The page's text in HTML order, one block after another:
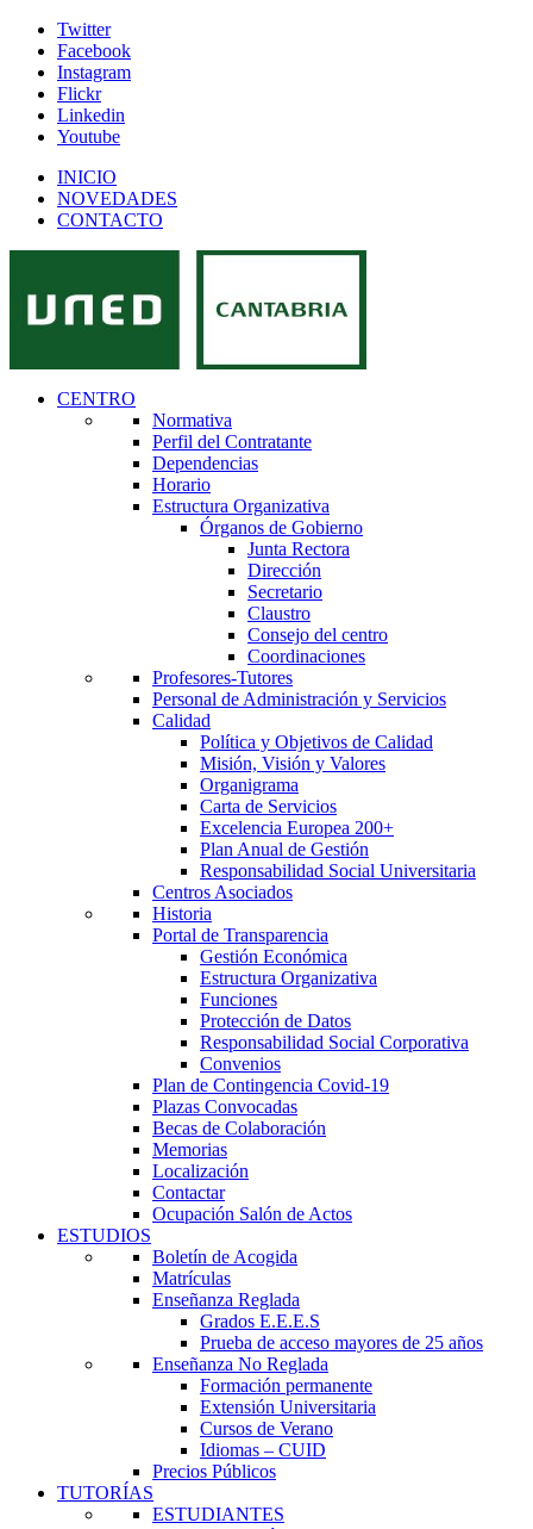
Twitter
Facebook
Instagram
Flickr
Linkedin
Youtube
INICIO
NOVEDADES
CONTACTO
CENTRO
Normativa
Perfil del Contratante
Dependencias
Horario
Estructura Organizativa
Órganos de Gobierno
Junta Rectora
Dirección
Secretario
Claustro
Consejo del centro
Coordinaciones
Profesores-Tutores
Personal de Administración y Servicios
Calidad
Política y Objetivos de Calidad
Misión, Visión y Valores
Organigrama
Carta de Servicios
Excelencia Europea 200+
Plan Anual de Gestión
Responsabilidad Social Universitaria
Centros Asociados
Historia
Portal de Transparencia
Gestión Económica
Estructura Organizativa
Funciones
Protección de Datos
Responsabilidad Social Corporativa
Convenios
Plan de Contingencia Covid-19
Plazas Convocadas
Becas de Colaboración
Memorias
Localización
Contactar
Ocupación Salón de Actos
ESTUDIOS
Boletín de Acogida
Matrículas
Enseñanza Reglada
Grados E.E.E.S
Prueba de acceso mayores de 25 años
Enseñanza No Reglada
Formación permanente
Extensión Universitaria
Cursos de Verano
Idiomas – CUID
Precios Públicos
TUTORÍAS
ESTUDIANTES